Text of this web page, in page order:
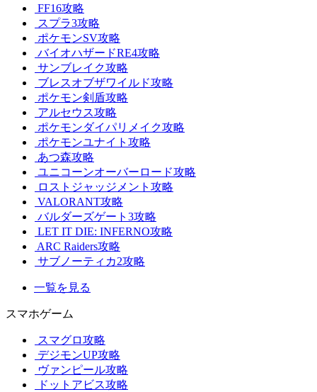
FF16攻略
スプラ3攻略
ポケモンSV攻略
バイオハザードRE4攻略
サンブレイク攻略
ブレスオブザワイルド攻略
ポケモン剣盾攻略
アルセウス攻略
ポケモンダイパリメイク攻略
ポケモンユナイト攻略
あつ森攻略
ユニコーンオーバーロード攻略
ロストジャッジメント攻略
VALORANT攻略
バルダーズゲート3攻略
LET IT DIE: INFERNO攻略
ARC Raiders攻略
サブノーティカ2攻略
一覧を見る
スマホゲーム
スマグロ攻略
デジモンUP攻略
ヴァンピール攻略
ドットアビス攻略